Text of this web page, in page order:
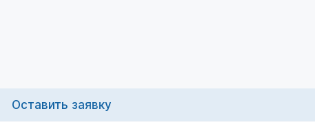
Оставить заявку